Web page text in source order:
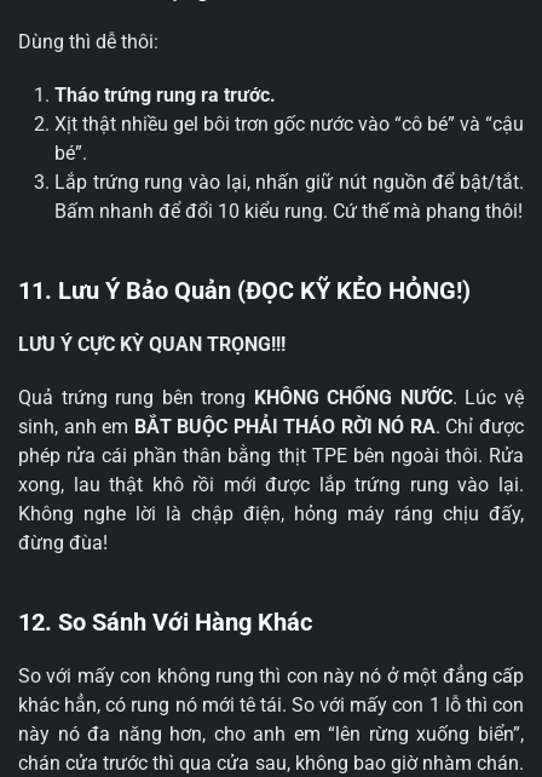
Dùng thì dễ thôi:
Tháo trứng rung ra trước.
Xịt thật nhiều gel bôi trơn gốc nước vào “cô bé” và “cậu
bé”.
Lắp trứng rung vào lại, nhấn giữ nút nguồn để bật/tắt.
Bấm nhanh để đổi 10 kiểu rung. Cứ thế mà phang thôi!
11. Lưu Ý Bảo Quản (ĐỌC KỸ KẺO HỎNG!)
LƯU Ý CỰC KỲ QUAN TRỌNG!!!
Quả trứng rung bên trong KHÔNG CHỐNG NƯỚC. Lúc vệ
sinh, anh em BẮT BUỘC PHẢI THÁO RỜI NÓ RA. Chỉ được
phép rửa cái phần thân bằng thịt TPE bên ngoài thôi. Rửa
xong, lau thật khô rồi mới được lắp trứng rung vào lại.
Không nghe lời là chập điện, hỏng máy ráng chịu đấy,
đừng đùa!
12. So Sánh Với Hàng Khác
So với mấy con không rung thì con này nó ở một đẳng cấp
khác hẳn, có rung nó mới tê tái. So với mấy con 1 lỗ thì con
này nó đa năng hơn, cho anh em “lên rừng xuống biển”,
chán cửa trước thì qua cửa sau, không bao giờ nhàm chán.